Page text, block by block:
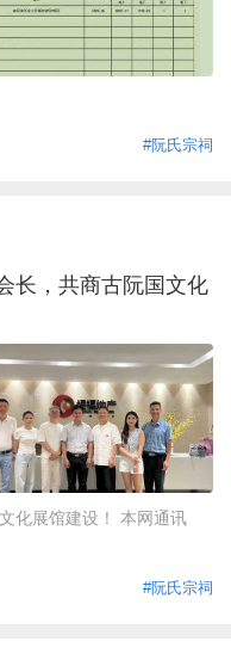
#阮氏宗祠
长，共商古阮国文化
化展馆建设！ 本网通讯
#阮氏宗祠